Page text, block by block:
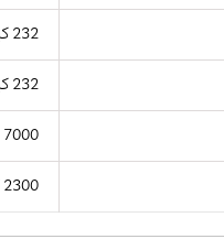
232 کیلو نیوتن
232 کیلو نیوتن
7000 RPM
2300 گرم